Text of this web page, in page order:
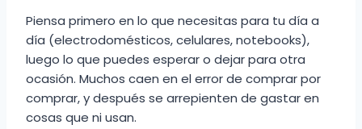
Piensa primero en lo que necesitas para tu día a
día (electrodomésticos, celulares, notebooks),
luego lo que puedes esperar o dejar para otra
ocasión. Muchos caen en el error de comprar por
comprar, y después se arrepienten de gastar en
cosas que ni usan.